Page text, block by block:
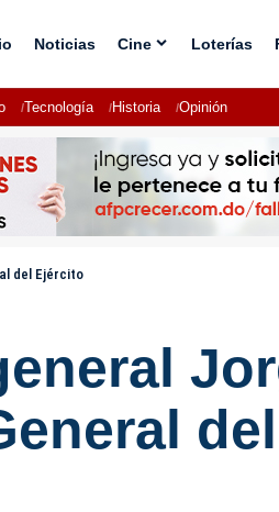
Noticias Cine Loterías
Tecnología Historia Opinión
del Ejército